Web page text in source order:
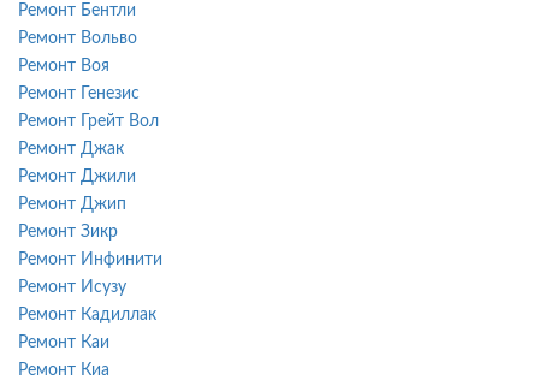
Ремонт Бентли
Ремонт Вольво
Ремонт Воя
Ремонт Генезис
Ремонт Грейт Вол
Ремонт Джак
Ремонт Джили
Ремонт Джип
Ремонт Зикр
Ремонт Инфинити
Ремонт Исузу
Ремонт Кадиллак
Ремонт Каи
Ремонт Киа